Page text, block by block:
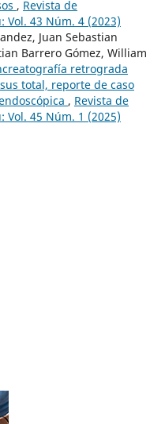
, Revista de
Vol. 43 Núm. 4 (2023)
Juan Sebastian
Barrero Gómez, William
retrograda
total, reporte de caso
, Revista de
Vol. 45 Núm. 1 (2025)